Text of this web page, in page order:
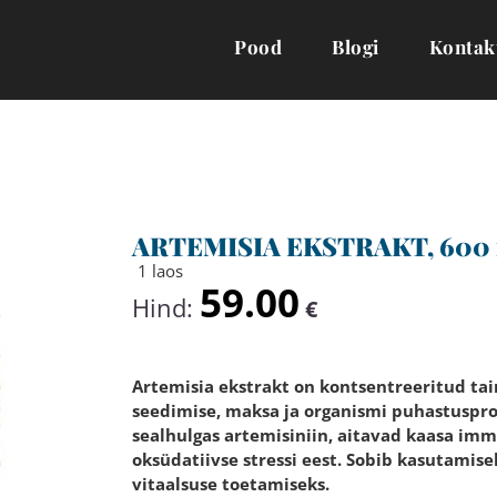
Pood Blogi
ARTEMISIA EKSTRAKT,
1 laos
Hind: 59.00 €
Artemisia ekstrakt on kontsentreeritud
seedimise, maksa ja organismi
sealhulgas artemisiniin, aitavad kaasa
oksüdatiivse stressi eest. Sobib
vitaalsuse toetamiseks.